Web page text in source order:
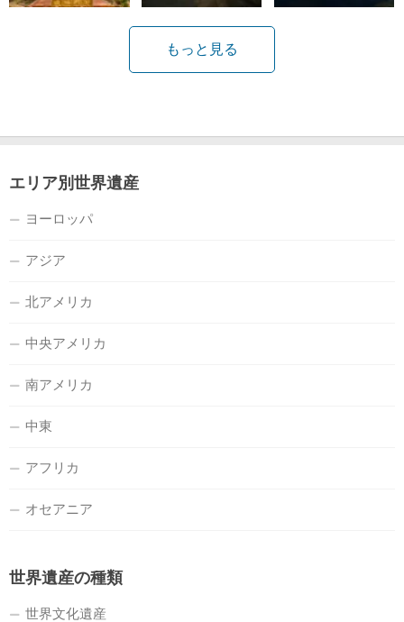
もっと見る
エリア別世界遺産
ヨーロッパ
アジア
北アメリカ
中央アメリカ
南アメリカ
中東
アフリカ
オセアニア
世界遺産の種類
世界文化遺産